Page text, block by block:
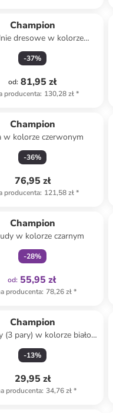
Champion
dresowe w kolorze
granatowym
-37%
od: 81,95 zł
producenta: 130,28 zł*
Champion
w kolorze czerwonym
-36%
76,95 zł
producenta: 121,58 zł*
Champion
w kolorze czarnym
-28%
od: 55,95 zł
producenta: 78,26 zł*
Champion
(3 pary) w kolorze biało-
szaro-czarnym
-13%
29,95 zł
producenta: 34,76 zł*